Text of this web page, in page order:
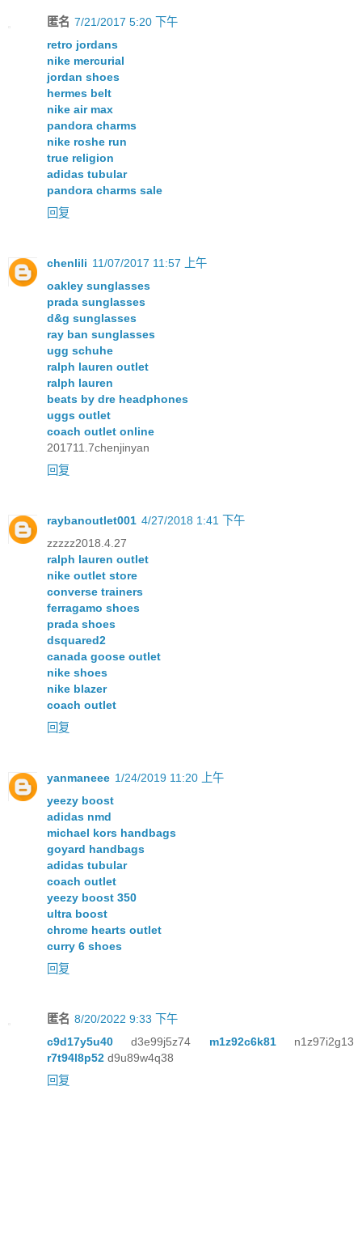
匿名 7/21/2017 5:20 下午
retro jordans
nike mercurial
jordan shoes
hermes belt
nike air max
pandora charms
nike roshe run
true religion
adidas tubular
pandora charms sale
回复
chenlili 11/07/2017 11:57 上午
oakley sunglasses
prada sunglasses
d&g sunglasses
ray ban sunglasses
ugg schuhe
ralph lauren outlet
ralph lauren
beats by dre headphones
uggs outlet
coach outlet online
201711.7chenjinyan
回复
raybanoutlet001 4/27/2018 1:41 下午
zzzzz2018.4.27
ralph lauren outlet
nike outlet store
converse trainers
ferragamo shoes
prada shoes
dsquared2
canada goose outlet
nike shoes
nike blazer
coach outlet
回复
yanmaneee 1/24/2019 11:20 上午
yeezy boost
adidas nmd
michael kors handbags
goyard handbags
adidas tubular
coach outlet
yeezy boost 350
ultra boost
chrome hearts outlet
curry 6 shoes
回复
匿名 8/20/2022 9:33 下午
c9d17y5u40d3e99j5z74 m1z92c6k81 n1z97i2g13
r7t94l8p52 d9u89w4q38
回复